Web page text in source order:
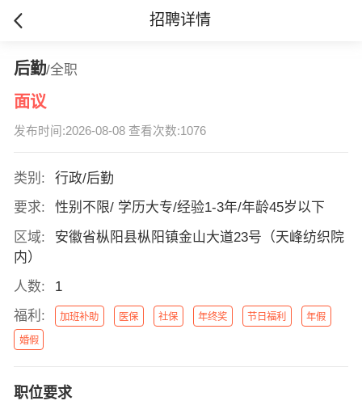
招聘详情
后勤/全职
面议
发布时间:2026-08-08 查看次数:1076
类别:
行政/后勤
要求:
性别不限/ 学历大专/经验1-3年/年龄45岁以下
区域:
安徽省枞阳县枞阳镇金山大道23号（天峰纺织院
内）
人数:
1
福利:
加班补助 医保 社保 年终奖 节日福利 年假
婚假
职位要求